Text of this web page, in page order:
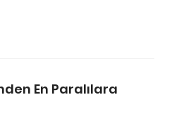
En Paralılara